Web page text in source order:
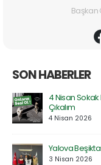
Başkan
SON HABERLER
Prof. Dr. Serdar
Olsun Ziyareti
30 Mart 2026
Özel Atakent
30 Mart 2026